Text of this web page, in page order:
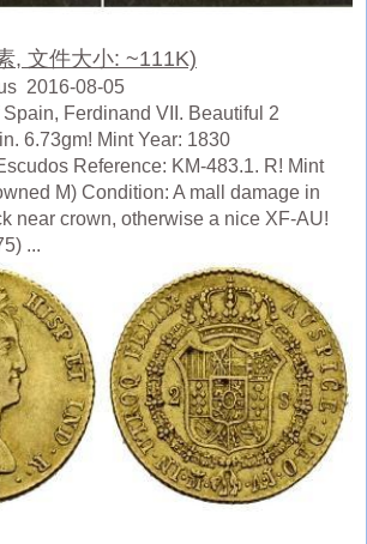
, 文件大小: ~111K)
2016-08-05
Ferdinand VII. Beautiful 2
6.73gm! Mint Year: 1830
Reference: KM-483.1. R! Mint
M) Condition: A mall damage in
near crown, otherwise a nice XF-AU!
...